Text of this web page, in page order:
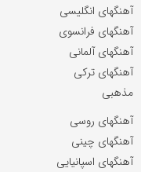
آهنگهای انگلیسی
آهنگهای فرانسوی
آهنگهای آلمانی
آهنگهای ترکی
مذهبی
آهنگهای روسی
آهنگهای چینی
آهنگهای اسپانیایی